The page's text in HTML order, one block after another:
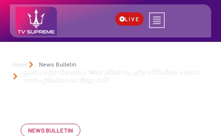
LIVE
Home
News Bulletin
ප්‍රධාන පොලිස් පරීක්ෂකවරු 145ක් ඉදිරිපත් කළ මූලික අයිතිවාසිකම් පෙත්සම්
හතක් ශ්‍රේෂ්ඨාධිකරණය නිෂ්ප්‍රභ කරයි
NEWS BULLETIN